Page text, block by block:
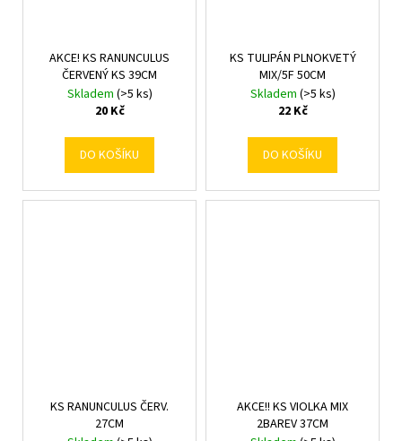
AKCE! KS RANUNCULUS
ČERVENÝ KS 39CM
Skladem (>5 ks)
20 Kč
DO KOŠÍKU
KS TULIPÁN PLNOKVETÝ
MIX/5F 50CM
Skladem (>5 ks)
22 Kč
DO KOŠÍKU
KS RANUNCULUS ČERV.
27CM
AKCE!! KS VIOLKA MIX
2BAREV 37CM